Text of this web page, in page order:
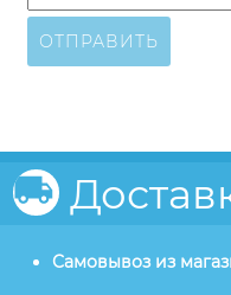
ОТПРАВИТЬ
Самовывоз из